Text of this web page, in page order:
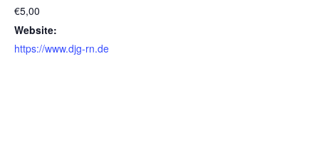
€5,00
Website:
https://www.djg-rn.de